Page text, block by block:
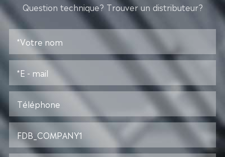
Question technique? Trouver un distributeur?